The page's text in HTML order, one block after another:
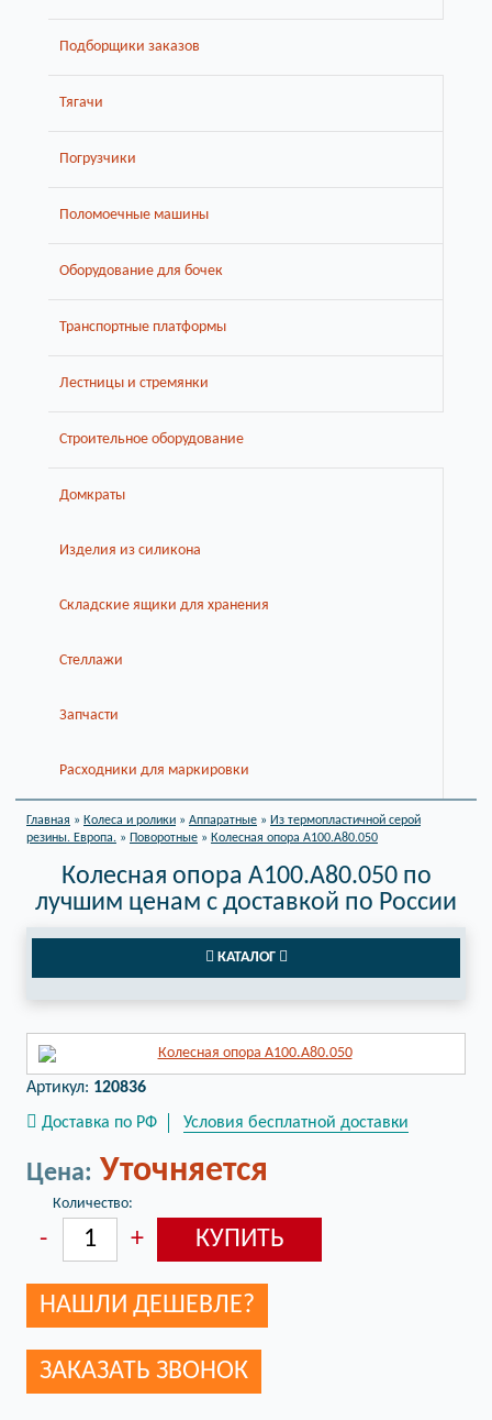
Подборщики заказов
Тягачи
Погрузчики
Поломоечные машины
Оборудование для бочек
Транспортные платформы
Лестницы и стремянки
Строительное оборудование
Домкраты
Изделия из силикона
Складские ящики для хранения
Стеллажи
Запчасти
Расходники для маркировки
Главная » Колеса и ролики » Аппаратные » Из термопластичной серой
резины. Европа. » Поворотные » Колесная опора A100.A80.050
Колесная опора A100.A80.050 по
лучшим ценам с доставкой по России
КАТАЛОГ
Артикул: 120836
Доставка по РФ
Условия бесплатной доставки
Цена: Уточняется
Количество:
НАШЛИ ДЕШЕВЛЕ?
ЗАКАЗАТЬ ЗВОНОК